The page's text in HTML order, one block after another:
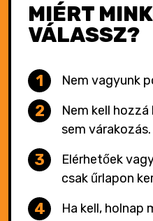
MIÉRT
VÁLASSZ?
Nem vagyunk
Nem kell
sem várakozás.
Elérhetőek
csak űrlapon
Ha kell, holnap